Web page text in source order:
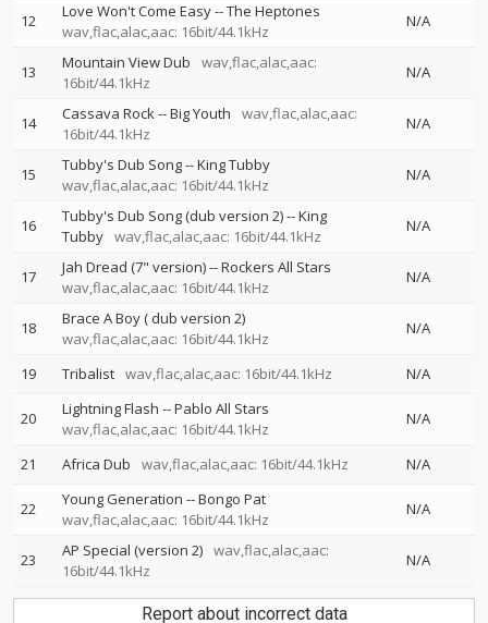
12 Love Won't Come Easy--The Heptones
wav,flac,alac,aac: 16bit/44.1kHz
N/A
13 Mountain View Dub
wav,flac,alac,aac:
16bit/44.1kHz
N/A
14 Cassava Rock--Big Youth
wav,flac,alac,aac:
16bit/44.1kHz
N/A
15 Tubby's Dub Song--King Tubby
wav,flac,alac,aac: 16bit/44.1kHz
N/A
16 Tubby's Dub Song (dub version 2)--King
Tubby wav,flac,alac,aac: 16bit/44.1kHz
N/A
17 Jah Dread (7" version)--Rockers All Stars
wav,flac,alac,aac: 16bit/44.1kHz
N/A
18
Brace A Boy ( dub version 2)
wav,flac,alac,aac: 16bit/44.1kHz
N/A
19 Tribalist wav,flac,alac,aac: 16bit/44.1kHz N/A
20 Lightning Flash --Pablo All Stars
wav,flac,alac,aac: 16bit/44.1kHz
N/A
21 Africa Dub wav,flac,alac,aac: 16bit/44.1kHz N/A
22 Young Generation --Bongo Pat
wav,flac,alac,aac: 16bit/44.1kHz
N/A
23 AP Special (version 2) wav,flac,alac,aac:
16bit/44.1kHz
N/A
Report about incorrect data